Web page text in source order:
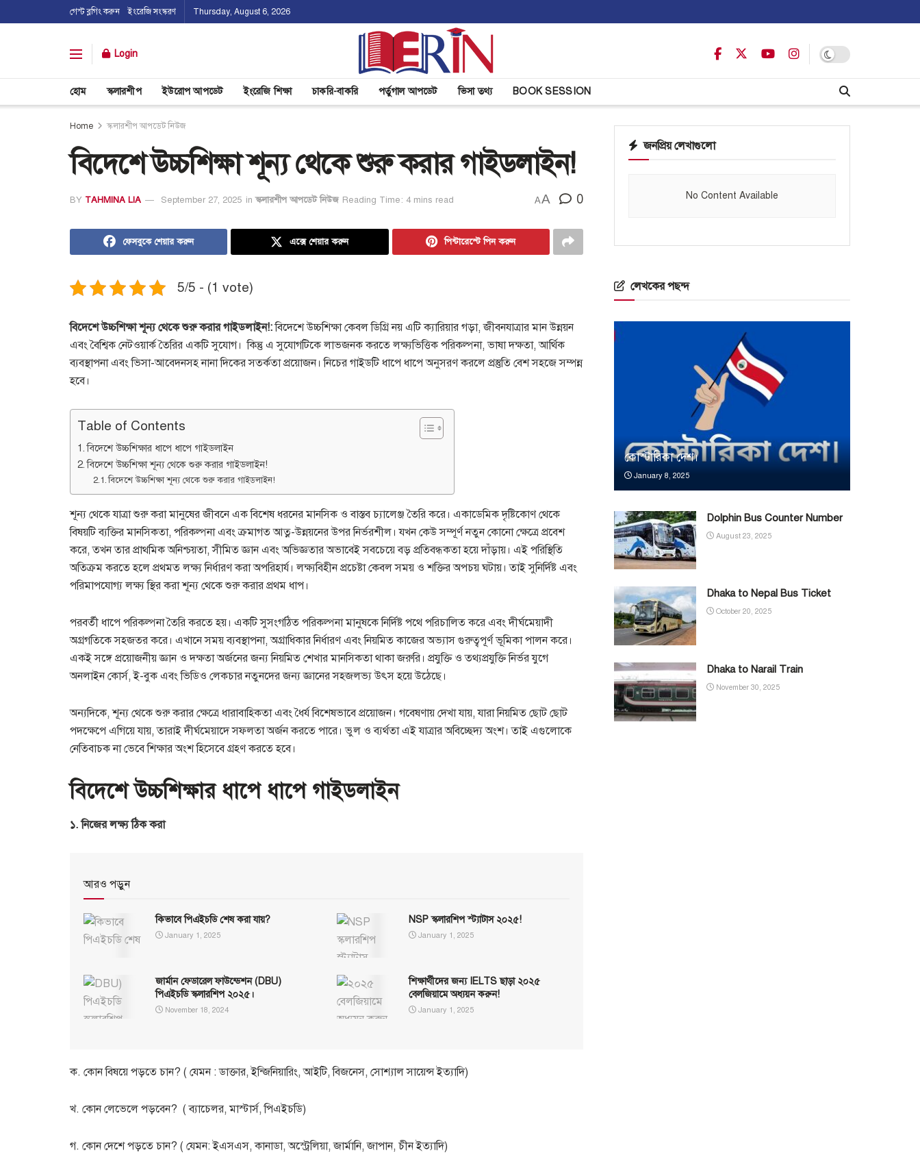
গেস্ট ব্লগিং করুন ইংরেজি সংস্করণ Thursday, August 6, 2026
Login
হোম স্কলারশীপ ইউরোপ আপডেট ইংরেজি শিক্ষা চাকরি-বাকরি পর্তুগাল আপডেট ভিসা তথ্য BOOK SESSION
Home স্কলারশীপ আপডেট নিউজ
বিদেশে উচ্চশিক্ষা শূন্য থেকে শুরু করার গাইডলাইন!
BY TAHMINA LIA September 27, 2025 in স্কলারশীপ আপডেট নিউজ Reading Time: 4 mins read AA 0
ফেসবুকে শেয়ার করুন এক্সে শেয়ার করুন পিন্টারেস্টে পিন করুন
5/5 - (1 vote)
বিদেশে উচ্চশিক্ষা শূন্য থেকে শুরু করার গাইডলাইন!:বিদেশে উচ্চশিক্ষা কেবল ডিগ্রি নয় এটি ক্যারিয়ার গড়া, জীবনযাত্রার মান উন্নয়ন
এবং বৈশ্বিক নেটওয়ার্ক তৈরির একটি সুযোগ। কিন্তু এ সুযোগটিকে লাভজনক করতে লক্ষ্যভিত্তিক পরিকল্পনা, ভাষা দক্ষতা, আর্থিক
ব্যবস্থাপনা এবং ভিসা-আবেদনসহ নানা দিকের সতর্কতা প্রয়োজন। নিচের গাইডটি ধাপে ধাপে অনুসরণ করলে প্রস্তুতি বেশ সহজে সম্পন্ন
হবে।
Table of Contents
বিদেশে উচ্চশিক্ষার ধাপে ধাপে গাইডলাইন
বিদেশে উচ্চশিক্ষা শূন্য থেকে শুরু করার গাইডলাইন!
বিদেশে উচ্চশিক্ষা শূন্য থেকে শুরু করার গাইডলাইন!
শূন্য থেকে যাত্রা শুরু করা মানুষের জীবনে এক বিশেষ ধরনের মানসিক ও বাস্তব চ্যালেঞ্জ তৈরি করে। একাডেমিক দৃষ্টিকোণ থেকে
বিষয়টি ব্যক্তির মানসিকতা, পরিকল্পনা এবং ক্রমাগত আত্ন-উন্নয়নের উপর নির্ভরশীল। যখন কেউ সম্পূর্ণ নতুন কোনো ক্ষেত্রে প্রবেশ
করে, তখন তার প্রাথমিক অনিশ্চয়তা, সীমিত জ্ঞান এবং অভিজ্ঞতার অভাবেই সবচেয়ে বড় প্রতিবন্ধকতা হয়ে দাঁড়ায়। এই পরিস্থিতি
অতিক্রম করতে হলে প্রথমত লক্ষ্য নির্ধারণ করা অপরিহার্য। লক্ষ্যবিহীন প্রচেষ্টা কেবল সময় ও শক্তির অপচয় ঘটায়। তাই সুনির্দিষ্ট এবং
পরিমাপযোগ্য লক্ষ্য স্থির করা শূন্য থেকে শুরু করার প্রথম ধাপ।
পরবর্তী ধাপে পরিকল্পনা তৈরি করতে হয়। একটি সুসংগঠিত পরিকল্পনা মানুষকে নির্দিষ্ট পথে পরিচালিত করে এবং দীর্ঘমেয়াদী
অগ্রগতিকে সহজতর করে। এখানে সময় ব্যবস্থাপনা, অগ্রাধিকার নির্ধারণ এবং নিয়মিত কাজের অভ্যাস গুরুত্বপূর্ণ ভূমিকা পালন করে।
একই সঙ্গে প্রয়োজনীয় জ্ঞান ও দক্ষতা অর্জনের জন্য নিয়মিত শেখার মানসিকতা থাকা জরুরি। প্রযুক্তি ও তথ্যপ্রযুক্তি নির্ভর যুগে
অনলাইন কোর্স, ই-বুক এবং ভিডিও লেকচার নতুনদের জন্য জ্ঞানের সহজলভ্য উৎস হয়ে উঠেছে।
অন্যদিকে, শূন্য থেকে শুরু করার ক্ষেত্রে ধারাবাহিকতা এবং ধৈর্য বিশেষভাবে প্রয়োজন। গবেষণায় দেখা যায়, যারা নিয়মিত ছোট ছোট
পদক্ষেপে এগিয়ে যায়, তারাই দীর্ঘমেয়াদে সফলতা অর্জন করতে পারে। ভুল ও ব্যর্থতা এই যাত্রার অবিচ্ছেদ্য অংশ। তাই এগুলোকে
নেতিবাচক না ভেবে শিক্ষার অংশ হিসেবে গ্রহণ করতে হবে।
বিদেশে উচ্চশিক্ষার ধাপে ধাপে গাইডলাইন
১. নিজের লক্ষ্য ঠিক করা
আরও পড়ুন
কিভাবে পিএইচডি শেষ করা যায়?
January 1, 2025
NSP স্কলারশিপ স্ট্যাটাস ২০২৫!
January 1, 2025
জার্মান ফেডারেল ফাউন্ডেশন (DBU)
পিএইচডি স্কলারশিপ ২০২৫।
November 18, 2024
শিক্ষার্থীদের জন্য IELTS ছাড়া ২০২৫
বেলজিয়ামে অধ্যয়ন করুন!
January 1, 2025
ক. কোন বিষয়ে পড়তে চান? ( যেমন : ডাক্তার, ইন্জিনিয়ারিং, আইটি, বিজনেস, সোশ্যাল সায়েন্স ইত্যাদি)
খ. কোন লেভেলে পড়বেন? ( ব্যাচেলর, মাস্টার্স, পিএইচডি)
গ. কোন দেশে পড়তে চান? ( যেমন: ইএসএস, কানাডা, অস্ট্রেলিয়া, জার্মানি, জাপান, চীন ইত্যাদি)
জনপ্রিয় লেখাগুলো
No Content Available
লেখকের পছন্দ
কোস্টারিকা দেশ।
January 8, 2025
Dolphin Bus Counter Number
August 23, 2025
Dhaka to Nepal Bus Ticket
October 20, 2025
Dhaka to Narail Train
November 30, 2025